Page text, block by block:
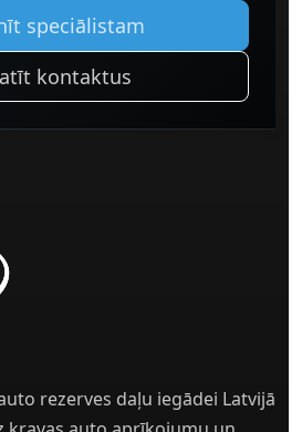
speciālistam
kontaktus
rezerves daļu iegādei Latvijā